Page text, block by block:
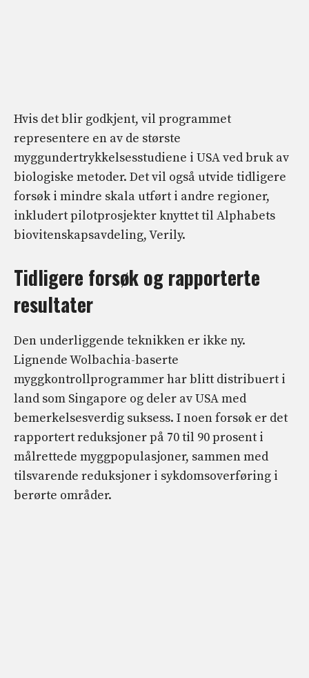
Hvis det blir godkjent, vil programmet
representere en av de største
myggundertrykkelsesstudiene i USA ved bruk av
biologiske metoder. Det vil også utvide tidligere
forsøk i mindre skala utført i andre regioner,
inkludert pilotprosjekter knyttet til Alphabets
biovitenskapsavdeling, Verily.
Tidligere forsøk og rapporterte
resultater
Den underliggende teknikken er ikke ny.
Lignende Wolbachia-baserte
myggkontrollprogrammer har blitt distribuert i
land som Singapore og deler av USA med
bemerkelsesverdig suksess. I noen forsøk er det
rapportert reduksjoner på 70 til 90 prosent i
målrettede myggpopulasjoner, sammen med
tilsvarende reduksjoner i sykdomsoverføring i
berørte områder.